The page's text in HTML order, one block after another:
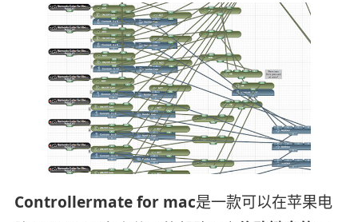
Controllermate for mac是一款可以在苹果电